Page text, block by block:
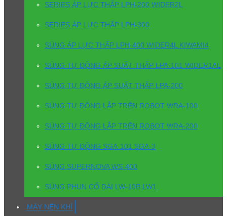
SERIES ÁP LỰC THẤP LPH-200 WIDER2L
SERIES ÁP LỰC THẤP LPH-300
SÚNG ÁP LỰC THẤP LPH-400 WIDER4L KIWAMI4
SÚNG TỰ ĐỘNG ÁP SUẤT THẤP LPA-101 WIDER1AL
SÚNG TỰ ĐỘNG ÁP SUẤT THẤP LPA-200
SÚNG TỰ ĐỘNG LẮP TRÊN ROBOT WRA-100
SÚNG TỰ ĐỘNG LẮP TRÊN ROBOT WRA-200
SÚNG TỰ ĐỘNG SGA-101 SGA-3
SÚNG SUPERNOVA WS-400
SÚNG PHUN CỔ DÀI LW-10B LW1
MÁY NÉN KHÍ